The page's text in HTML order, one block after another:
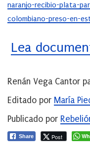
naranjo-recibio-plata-
colombiano-preso-en-
Lea
Renán Vega Cantor
Editado por María
Publicado por
Share Post